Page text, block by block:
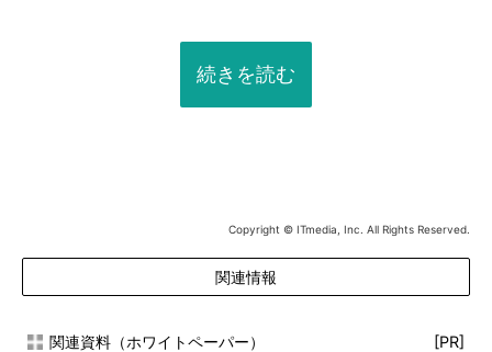
続きを読む
Copyright © ITmedia, Inc. All Rights Reserved.
関連情報
関連資料（ホワイトペーパー） [PR]